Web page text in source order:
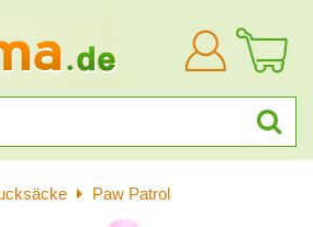
Anmelden
Paw Patrol